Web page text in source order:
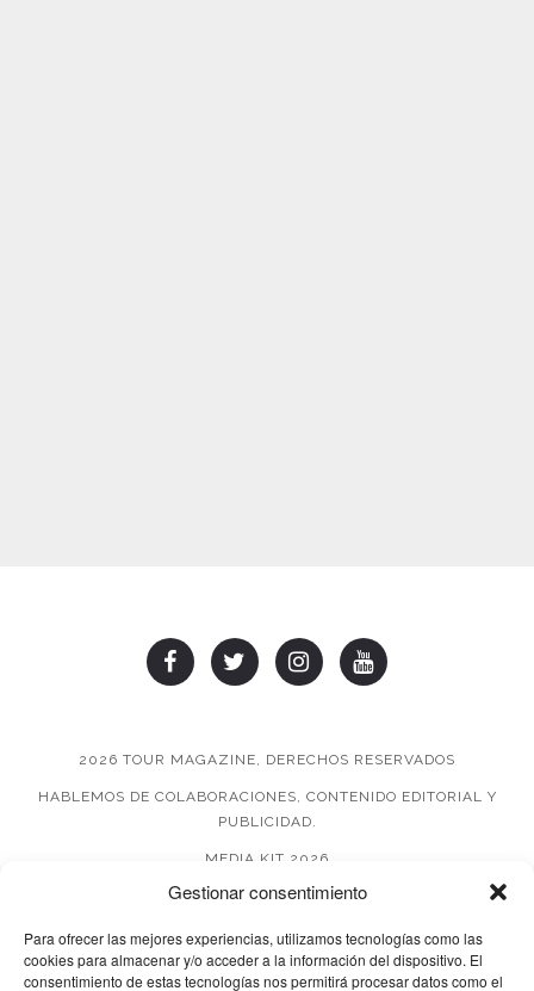
Gestionar consentimiento
Para ofrecer las mejores experiencias, utilizamos tecnologías como las
cookies para almacenar y/o acceder a la información del dispositivo. El
consentimiento de estas tecnologías nos permitirá procesar datos como el
2026 TOUR MAGAZINE, DERECHOS RESERVADOS
HABLEMOS DE COLABORACIONES, CONTENIDO EDITORIAL Y
PUBLICIDAD.
MEDIA KIT 2026
AVISO DE PRIVACIDAD